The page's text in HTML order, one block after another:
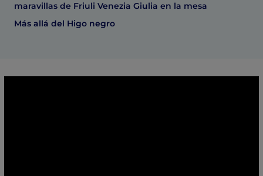
maravillas de Friuli Venezia Giulia en la mesa
Más allá del Higo negro